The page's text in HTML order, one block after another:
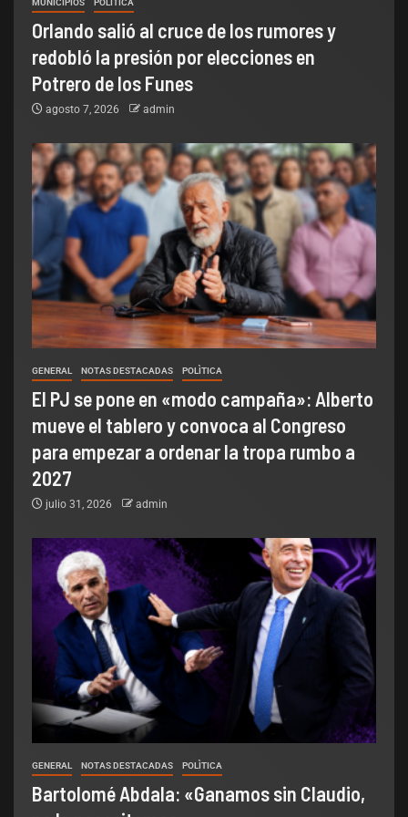
Orlando salió al cruce de los rumores y
redobló la presión por elecciones en
Potrero de los Funes
agosto 7, 2026 admin
GENERAL NOTAS DESTACADAS POLÌTICA
El PJ se pone en «modo campaña»: Alberto
mueve el tablero y convoca al Congreso
para empezar a ordenar la tropa rumbo a
2027
julio 31, 2026 admin
GENERAL NOTAS DESTACADAS POLÌTICA
Bartolomé Abdala: «Ganamos sin Claudio,